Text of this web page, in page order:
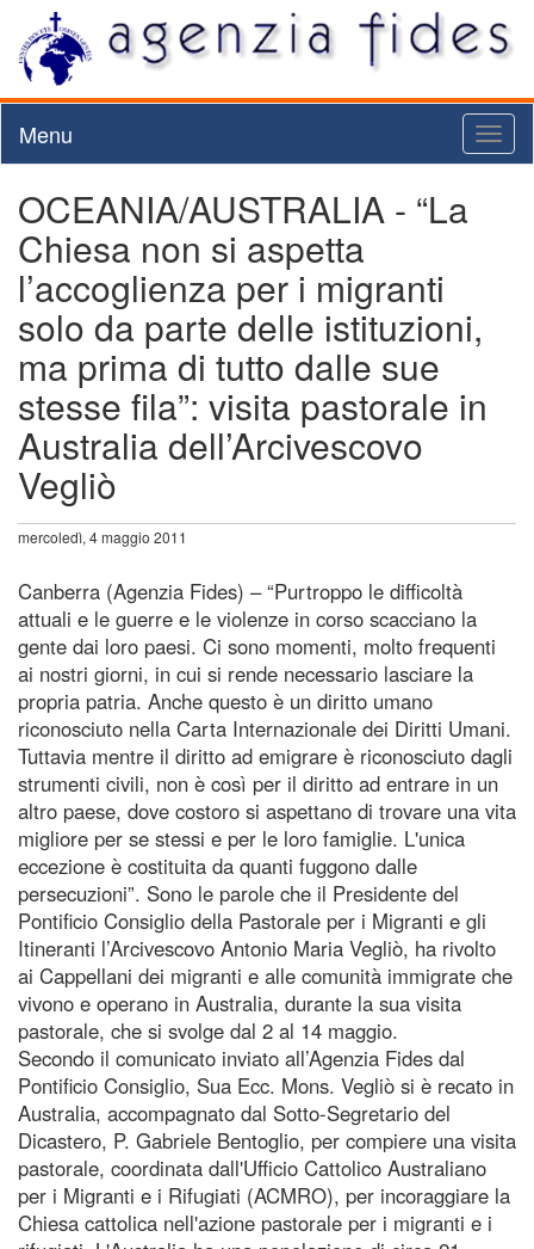
Menu
OCEANIA/AUSTRALIA - “La
Chiesa non si aspetta
l’accoglienza per i migranti
solo da parte delle istituzioni,
ma prima di tutto dalle sue
stesse fila”: visita pastorale in
Australia dell’Arcivescovo
Vegliò
mercoledì, 4 maggio 2011
Canberra (Agenzia Fides) – “Purtroppo le difficoltà
attuali e le guerre e le violenze in corso scacciano la
gente dai loro paesi. Ci sono momenti, molto frequenti
ai nostri giorni, in cui si rende necessario lasciare la
propria patria. Anche questo è un diritto umano
riconosciuto nella Carta Internazionale dei Diritti Umani.
Tuttavia mentre il diritto ad emigrare è riconosciuto dagli
strumenti civili, non è così per il diritto ad entrare in un
altro paese, dove costoro si aspettano di trovare una vita
migliore per se stessi e per le loro famiglie. L'unica
eccezione è costituita da quanti fuggono dalle
persecuzioni”. Sono le parole che il Presidente del
Pontificio Consiglio della Pastorale per i Migranti e gli
Itineranti l’Arcivescovo Antonio Maria Vegliò, ha rivolto
ai Cappellani dei migranti e alle comunità immigrate che
vivono e operano in Australia, durante la sua visita
pastorale, che si svolge dal 2 al 14 maggio.
Secondo il comunicato inviato all’Agenzia Fides dal
Pontificio Consiglio, Sua Ecc. Mons. Vegliò si è recato in
Australia, accompagnato dal Sotto-Segretario del
Dicastero, P. Gabriele Bentoglio, per compiere una visita
pastorale, coordinata dall'Ufficio Cattolico Australiano
per i Migranti e i Rifugiati (ACMRO), per incoraggiare la
Chiesa cattolica nell'azione pastorale per i migranti e i